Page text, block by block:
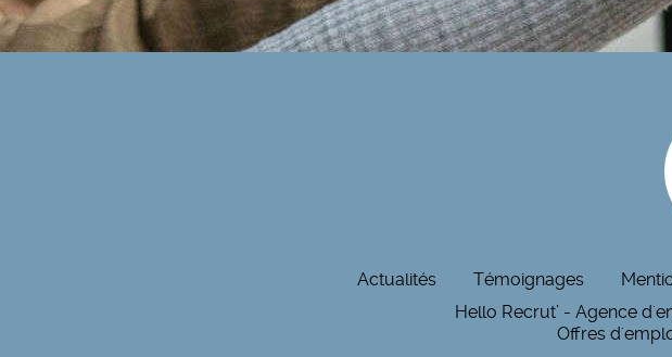
Actualités Témoignages
Hello Recrut’ - Agence
Offres